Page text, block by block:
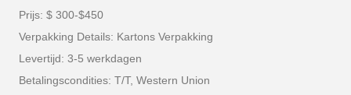
Prijs: $ 300-$450
Verpakking Details: Kartons Verpakking
Levertijd: 3-5 werkdagen
Betalingscondities: T/T, Western Union